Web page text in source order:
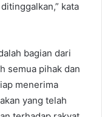
kata
bagian dari
semua pihak dan
menerima
yang telah